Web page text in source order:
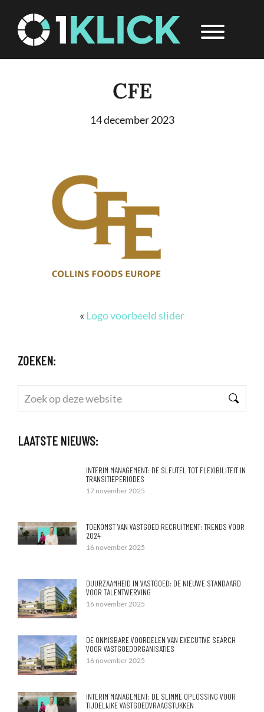
naar
de
hoofd
1Klick
Header
Rechts
CFE
14 december 2023
« Logo voorbeeld slider
ZOEKEN:
Zoek
op
website
LAATSTE NIEUWS:
INTERIM MANAGEMENT: DE SLEUTEL TOT FLEXIBILITEIT IN
TRANSITIEPERIODES
17 november 2025
TOEKOMST VAN VASTGOED RECRUITMENT: TRENDS VOOR
2024
16 november 2025
DUURZAAMHEID IN VASTGOED: DE NIEUWE STANDAARD
VOOR TALENTWERVING
16 november 2025
DE ONMISBARE VOORDELEN VAN EXECUTIVE SEARCH
VOOR VASTGOEDORGANISATIES
16 november 2025
INTERIM MANAGEMENT: DE SLIMME OPLOSSING VOOR
TIJDELIJKE VASTGOEDVRAAGSTUKKEN